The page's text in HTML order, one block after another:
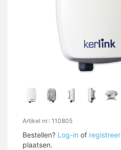
Artikel nr.: 110805
Bestellen? Log-in of registreer
plaatsen.